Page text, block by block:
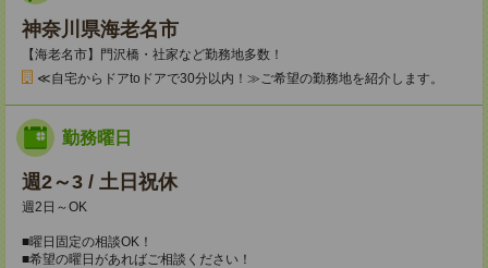
神奈川県海老名市
【海老名市】門沢橋・社家など勤務地多数！
≪自宅からドアtoドアで30分以内！≫ご希望の勤務地を紹介します。
勤務曜日
週2～3 / 土日祝休
週2日～OK
■曜日固定の相談OK！
■希望の曜日があればご相談ください！